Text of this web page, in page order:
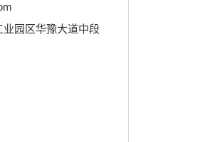
园区华豫大道中段